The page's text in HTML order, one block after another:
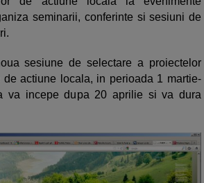
seminarii, conferinte si sesiuni de
sesiune de selectare a proiectelor
de actiune locala, in perioada 1 martie-
va incepe dupa 20 aprilie si va dura